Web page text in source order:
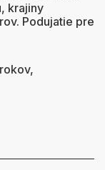
krajiny
Podujatie pre